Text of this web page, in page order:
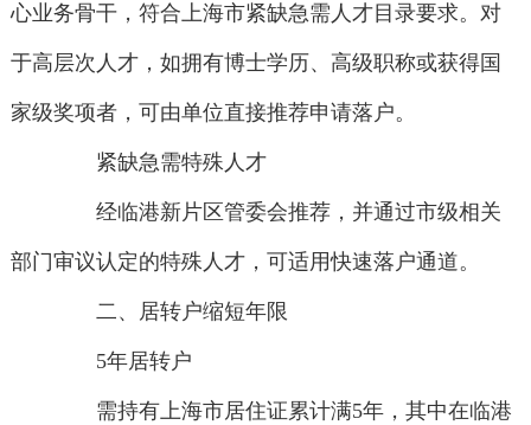
心业务骨干，符合上海市紧缺急需人才目录要求。对
于高层次人才，如拥有博士学历、高级职称或获得国
家级奖项者，可由单位直接推荐申请落户。
紧缺急需特殊人才
经临港新片区管委会推荐，并通过市级相关
部门审议认定的特殊人才，可适用快速落户通道。
二、居转户缩短年限
5年居转户
需持有上海市居住证累计满5年，其中在临港